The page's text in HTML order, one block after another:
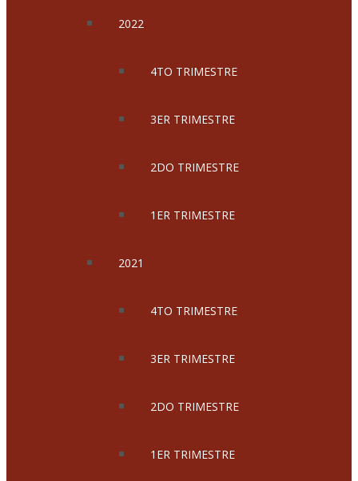
2022
4TO TRIMESTRE
3ER TRIMESTRE
2DO TRIMESTRE
1ER TRIMESTRE
2021
4TO TRIMESTRE
3ER TRIMESTRE
2DO TRIMESTRE
1ER TRIMESTRE